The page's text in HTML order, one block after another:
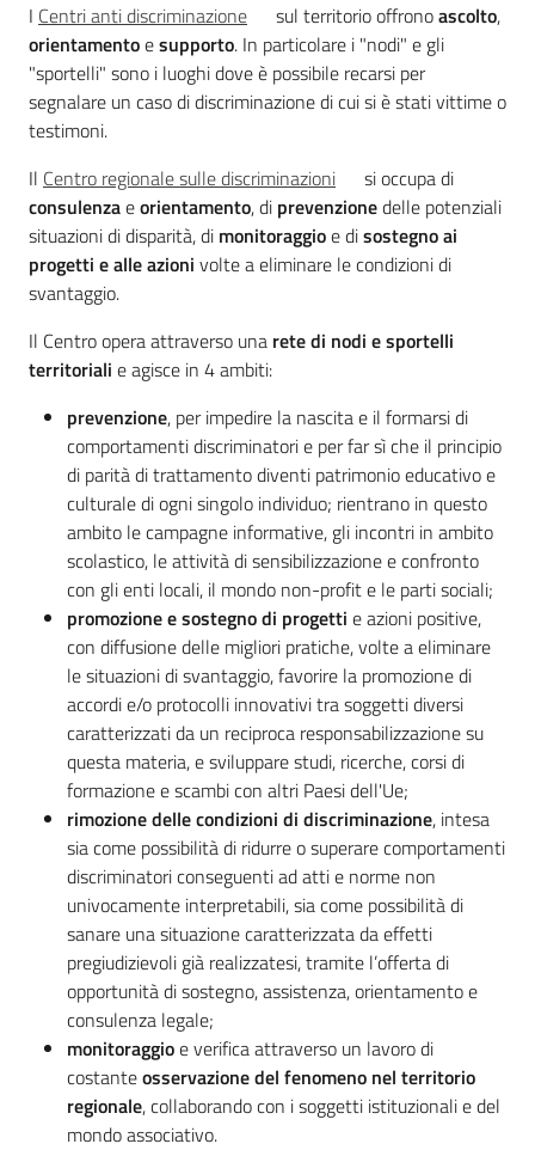
Novità
Servizi
Leggi Atti Bandi
Piani Programmi
Progetti
I Centri anti discriminazione sul territorio offronoascolto,
orientamentoesupporto. In particolare i "nodi" e gli
"sportelli" sono i luoghi dove è possibile recarsi per
segnalare un caso di discriminazione di cui si è stati vittime o
testimoni.
Il Centro regionale sulle discriminazioni
si occupa di
consulenzaeorientamento, di prevenzionedelle potenziali
situazioni di disparità, di monitoraggioe disostegno ai
progetti e alle azioni volte a eliminare le condizioni di
svantaggio.
Il Centro opera attraverso una rete di nodi e sportelli
territoriali e agisce in 4 ambiti:
prevenzione, per impedire la nascita e il formarsi di
comportamenti discriminatori e per far sì che il principio
di parità di trattamento diventi patrimonio educativo e
culturale di ogni singolo individuo; rientrano in questo
ambito le campagne informative, gli incontri in ambito
scolastico, le attività di sensibilizzazione e confronto
con gli enti locali, il mondo non-profit e le parti sociali;
promozione e sostegno di progetti e azioni positive,
con diffusione delle migliori pratiche, volte a eliminare
le situazioni di svantaggio, favorire la promozione di
accordi e/o protocolli innovativi tra soggetti diversi
caratterizzati da un reciproca responsabilizzazione su
questa materia, e sviluppare studi, ricerche, corsi di
formazione e scambi con altri Paesi dell'Ue;
rimozione delle condizioni di discriminazione, intesa
sia come possibilità di ridurre o superare comportamenti
discriminatori conseguenti ad atti e norme non
univocamente interpretabili, sia come possibilità di
sanare una situazione caratterizzata da effetti
pregiudizievoli già realizzatesi, tramite l’offerta di
opportunità di sostegno, assistenza, orientamento e
consulenza legale;
monitoraggioe verifica attraverso un lavoro di
costanteosservazione del fenomeno nel territorio
regionale, collaborando con i soggetti istituzionali e del
mondo associativo.